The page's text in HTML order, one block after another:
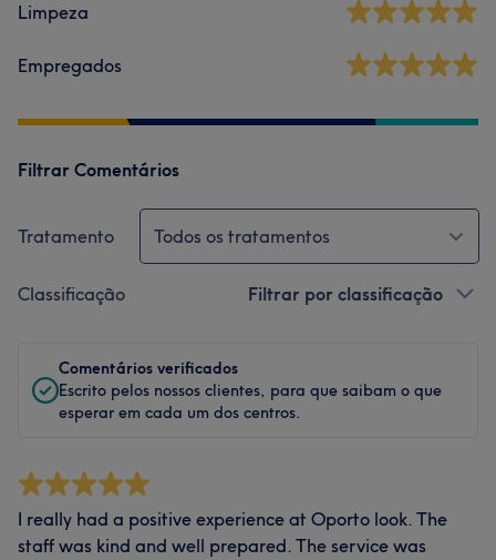
Limpeza
Empregados
Filtrar Comentários
Tratamento Todos os tratamentos
Classificação Filtrar por classificação
Comentários verificados
Escrito pelos nossos clientes, para que saibam o que
esperar em cada um dos centros.
I really had a positive experience at Oporto look. The
staff was kind and well prepared. The service was